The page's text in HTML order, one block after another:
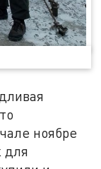
ноябре
для